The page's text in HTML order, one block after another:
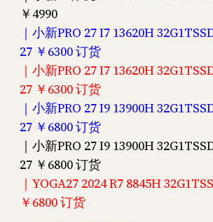
￥4990
｜小新PRO 27 I7 13620H
27 ￥6300 订货
｜小新PRO 27 I7 13620H
27 ￥6300 订货
｜小新PRO 27 I9 13900H
27 ￥6800 订货
｜小新PRO 27 I9 13900H
27 ￥6800 订货
｜YOGA27 2024 R7 8845H
￥6800 订货